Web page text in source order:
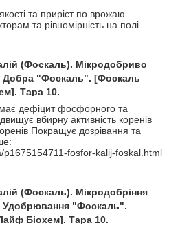
та приріст по врожаю.
та рівномірність на полі.
(Фоскаль). Мікродобриво
Добра "Фоскаль". [Фоскаль
Тара 10.
дефіцит фосфорного та
вбирну активність коренів
Покращує дозрівання та
fosfor-kalij-foskal.html
(Фоскаль). Мікродобріння
Удобрювання "Фоскаль".
Біохем]. Тара 10.